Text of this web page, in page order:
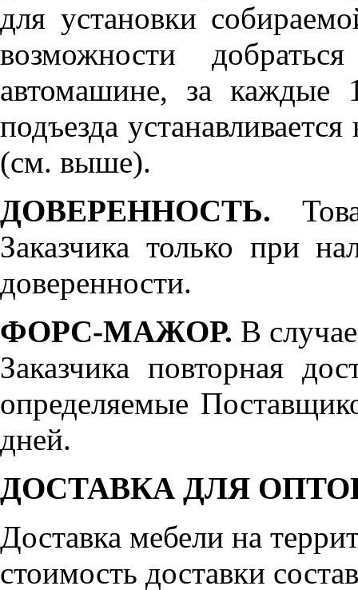
для установки
возможности
автомашине, за каждые
подъезда
(см. выше).
ДОВЕРЕННОСТЬ.
Заказчика только при
доверенности.
ФОРС-МАЖОР. В
Заказчика повторная
определяемые
дней.
ДОСТАВКА ДЛЯ
Доставка мебели на
стоимость доставки